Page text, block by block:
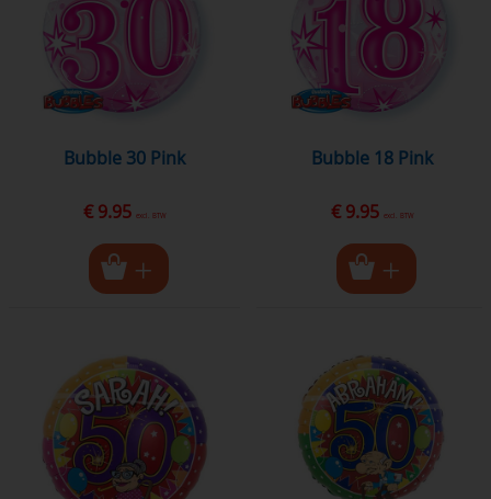
Bubble 30 Pink
€ 9.95 excl. BTW
Bubble 18 Pink
€ 9.95 excl. BTW